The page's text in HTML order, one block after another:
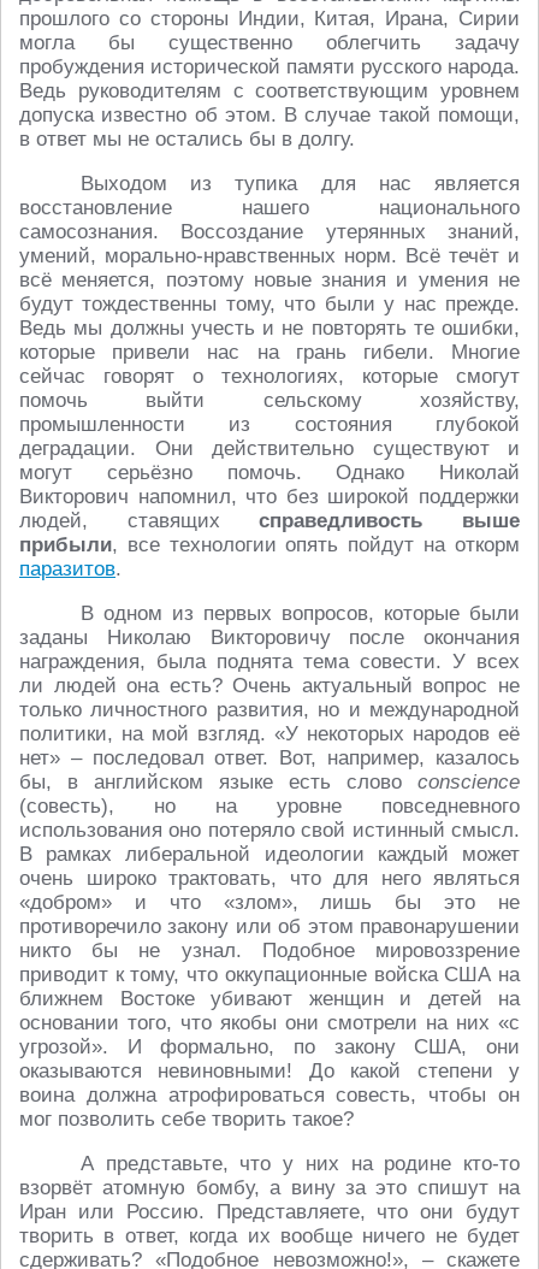
прошлого со стороны Индии, Китая, Ирана, Сирии
могла бы существенно облегчить задачу
пробуждения исторической памяти русского народа.
Ведь руководителям с соответствующим уровнем
допуска известно об этом. В случае такой помощи,
в ответ мы не остались бы в долгу.
Выходом из тупика для нас является
восстановление нашего национального
самосознания. Воссоздание утерянных знаний,
умений, морально-нравственных норм. Всё течёт и
всё меняется, поэтому новые знания и умения не
будут тождественны тому, что были у нас прежде.
Ведь мы должны учесть и не повторять те ошибки,
которые привели нас на грань гибели. Многие
сейчас говорят о технологиях, которые смогут
помочь выйти сельскому хозяйству,
промышленности из состояния глубокой
деградации. Они действительно существуют и
могут серьёзно помочь. Однако Николай
Викторович напомнил, что без широкой поддержки
людей, ставящихсправедливость выше
прибыли, все технологии опять пойдут на откорм
паразитов.
В одном из первых вопросов, которые были
заданы Николаю Викторовичу после окончания
награждения, была поднята тема совести. У всех
ли людей она есть? Очень актуальный вопрос не
только личностного развития, но и международной
политики, на мой взгляд. «У некоторых народов её
нет» – последовал ответ. Вот, например, казалось
бы, в английском языке есть слово conscience
(совесть), но на уровне повседневного
использования оно потеряло свой истинный смысл.
В рамках либеральной идеологии каждый может
очень широко трактовать, что для него являться
«добром» и что «злом», лишь бы это не
противоречило закону или об этом правонарушении
никто бы не узнал. Подобное мировоззрение
приводит к тому, что оккупационные войска США на
ближнем Востоке убивают женщин и детей на
основании того, что якобы они смотрели на них «с
угрозой». И формально, по закону США, они
оказываются невиновными! До какой степени у
воина должна атрофироваться совесть, чтобы он
мог позволить себе творить такое?
А представьте, что у них на родине кто-то
взорвёт атомную бомбу, а вину за это спишут на
Иран или Россию. Представляете, что они будут
творить в ответ, когда их вообще ничего не будет
сдерживать? «Подобное невозможно!», – скажете